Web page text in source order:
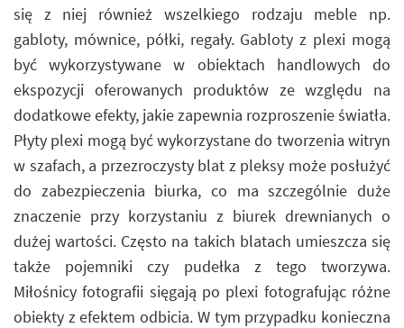
się z niej również wszelkiego rodzaju meble np.
gabloty, mównice, półki, regały. Gabloty z plexi mogą
być wykorzystywane w obiektach handlowych do
ekspozycji oferowanych produktów ze względu na
dodatkowe efekty, jakie zapewnia rozproszenie światła.
Płyty plexi mogą być wykorzystane do tworzenia witryn
w szafach, a przezroczysty blat z pleksy może posłużyć
do zabezpieczenia biurka, co ma szczególnie duże
znaczenie przy korzystaniu z biurek drewnianych o
dużej wartości. Często na takich blatach umieszcza się
także pojemniki czy pudełka z tego tworzywa.
Miłośnicy fotografii sięgają po plexi fotografując różne
obiekty z efektem odbicia. W tym przypadku konieczna